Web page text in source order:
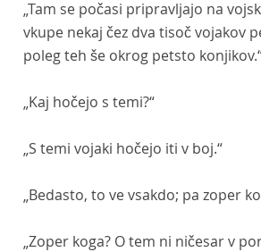
„Tam se počasi pripravljajo na
vkupe nekaj čez dva tisoč vojakov
poleg teh še okrog petsto
„Kaj hočejo s temi?“
„S temi vojaki hočejo iti v boj.“
„Bedasto, to ve vsakdo; pa zoper
„Zoper koga? O tem ni ničesar v